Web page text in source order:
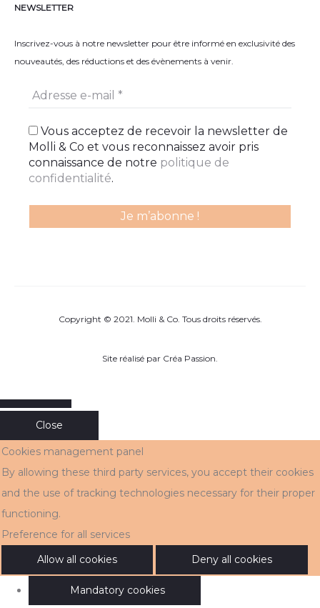
NEWSLETTER
Inscrivez-vous à notre newsletter pour être informé en exclusivité des
nouveautés, des réductions et des évènements à venir.
Vous acceptez de recevoir la newsletter de
Molli & Co et vous reconnaissez avoir pris
connaissance de notre politique de
confidentialité.
Copyright © 2021. Molli & Co. Tous droits réservés.
Site réalisé par Créa Passion.
Close
Cookies management panel
By allowing these third party services, you accept their cookies
and the use of tracking technologies necessary for their proper
functioning.
Preference for all services
Allow all cookies
Deny all cookies
Mandatory cookies